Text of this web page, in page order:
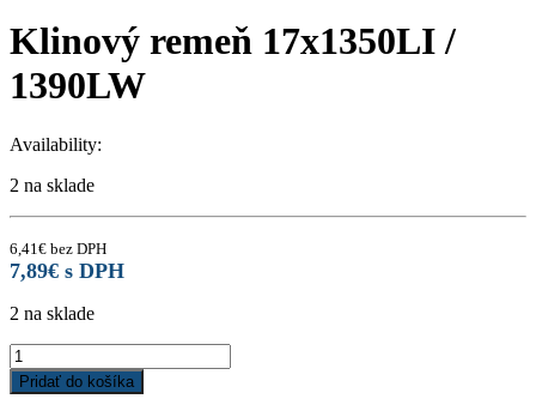
Klinový remeň 17x1350LI /
1390LW
Availability:
2 na sklade
6,41 € bez DPH
7,89€ s DPH
2 na sklade
Klinový
remeň
17x1350LI
Pridať do košíka